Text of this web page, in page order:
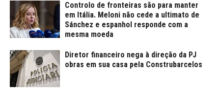
Controlo de fronteiras são para manter
em Itália. Meloni não cede a ultimato de
Sánchez e espanhol responde com a
mesma moeda
Diretor financeiro nega à direção da PJ
obras em sua casa pela Construbarcelos